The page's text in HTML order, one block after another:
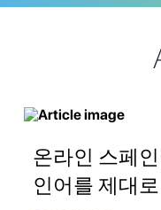
온라인 스페
인어를 제대